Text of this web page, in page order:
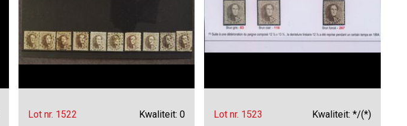
Lot nr. 1522 Kwaliteit: 0 Lot nr. 1523 Kwaliteit: */(*)